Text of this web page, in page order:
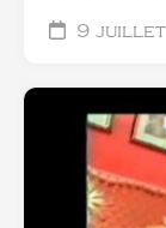
9 juillet